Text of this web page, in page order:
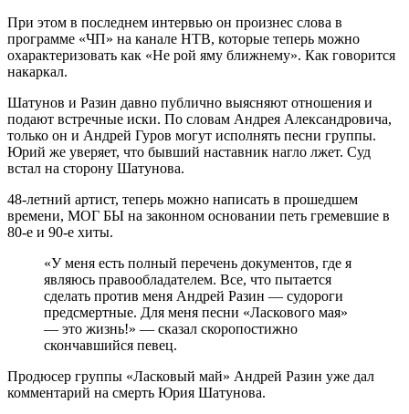
При этом в последнем интервью он произнес слова в
программе «ЧП» на канале НТВ, которые теперь можно
охарактеризовать как «Не рой яму ближнему». Как говорится
накаркал.
Шатунов и Разин давно публично выясняют отношения и
подают встречные иски. По словам Андрея Александровича,
только он и Андрей Гуров могут исполнять песни группы.
Юрий же уверяет, что бывший наставник нагло лжет. Суд
встал на сторону Шатунова.
48-летний артист, теперь можно написать в прошедшем
времени, МОГ БЫ на законном основании петь гремевшие в
80-е и 90-е хиты.
«У меня есть полный перечень документов, где я
являюсь правообладателем. Все, что пытается
сделать против меня Андрей Разин — судороги
предсмертные. Для меня песни «Ласкового мая»
— это жизнь!» — сказал скоропостижно
скончавшийся певец.
Продюсер группы «Ласковый май» Андрей Разин уже дал
комментарий на смерть Юрия Шатунова.